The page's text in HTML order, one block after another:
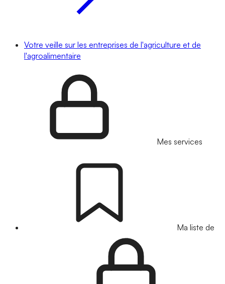
Votre veille sur les entreprises de l'agriculture et de
l'agroalimentaire
Mes services
Ma liste de